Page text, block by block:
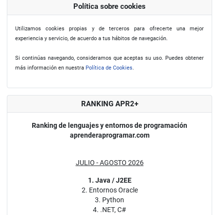
Política sobre cookies
Utilizamos cookies propias y de terceros para ofrecerte una mejor
experiencia y servicio, de acuerdo a tus hábitos de navegación.
Si continúas navegando, consideramos que aceptas su uso. Puedes obtener
más información en nuestra Política de Cookies.
RANKING APR2+
Ranking de lenguajes y entornos de programación
aprenderaprogramar.com
JULIO - AGOSTO 2026
1. Java / J2EE
2. Entornos Oracle
3. Python
4. .NET, C#